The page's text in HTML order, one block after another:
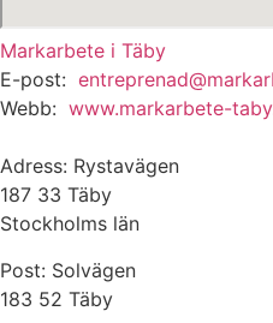
Markarbete i Täby
E-post:
Webb: www.markarbete-
Adress: Rystavägen
187 33 Täby
Stockholms län
Post: Solvägen
183 52 Täby